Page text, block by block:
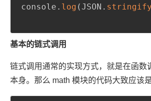
console. log ( JSON. stringify
基本的链式调用
链式调用通常的实现方式，就是在函数
本身。那么 math 模块的代码大致应该